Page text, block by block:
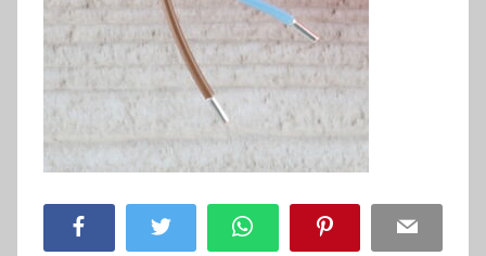
Facebook Twitter WhatsApp Pinterest Email